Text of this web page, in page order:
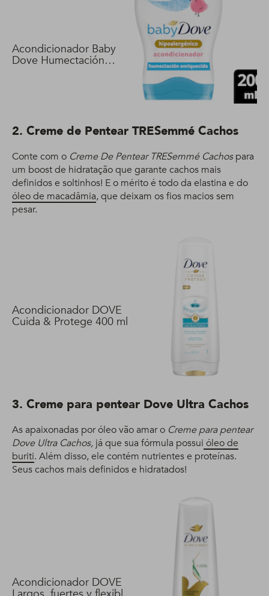
Acondicionador Baby
Dove Humectación
2. Creme de Pentear TRESemmé Cachos
Conte com o Creme De Pentear TRESemmé Cachospara
um boost de hidratação que garante cachos mais
definidos e soltinhos! E o mérito é todo da elastina e do
óleo de macadâmia, que deixam os fios macios sem
pesar.
Acondicionador DOVE
Cuida & Protege 400 ml
3. Creme para pentear Dove Ultra Cachos
As apaixonadas por óleo vão amar o Creme para pentear
Dove Ultra Cachos, já que sua fórmula possui óleo de
buriti. Além disso, ele contém nutrientes e proteínas.
Seus cachos mais definidos e hidratados!
Acondicionador DOVE